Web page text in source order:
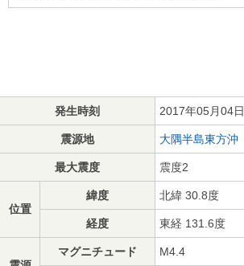
発生時刻 2017年05月04
震源地 大隅半島東方沖
最大震度 震度2
位置
緯度 北緯 30.8度
経度 東経 131.6度
マグニチュード M4.4